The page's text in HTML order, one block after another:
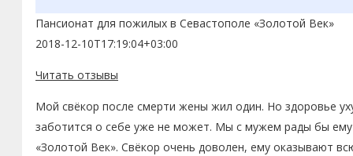
Пансионат для пожилых в Севастополе «Золотой Век»
2018-12-10T17:19:04+03:00
Читать отзывы
Мой свёкор после смерти жены жил один. Но здоровье
заботится о себе уже не может. Мы с мужем рады бы ему
«Золотой Век». Свёкор очень доволен, ему оказывают